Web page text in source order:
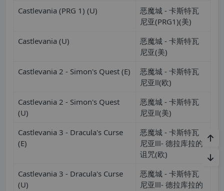
Castlevania (PRG 1) (U)
恶魔城 - 卡斯特瓦
尼亚(PRG1)(美)
Castlevania (U)
恶魔城 - 卡斯特瓦
尼亚(美)
Castlevania 2 - Simon's Quest (E)
恶魔城 - 卡斯特瓦
尼亚Ⅱ(欧)
Castlevania 2 - Simon's Quest
(U)
恶魔城 - 卡斯特瓦
尼亚Ⅱ(美)
Castlevania 3 - Dracula's Curse
(E)
恶魔城 - 卡斯特瓦
尼亚Ⅲ- 德拉库拉的
诅咒(欧)
Castlevania 3 - Dracula's Curse
(U)
恶魔城 - 卡斯特瓦
尼亚Ⅲ- 德拉库拉的